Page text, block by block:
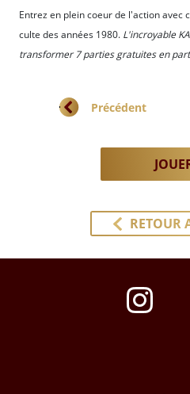
Entrez en plein coeur de l'action avec
culte des années 1980. L'incroyable
transformer 7 parties gratuites en
Article précédent :
Précédent
RETOUR